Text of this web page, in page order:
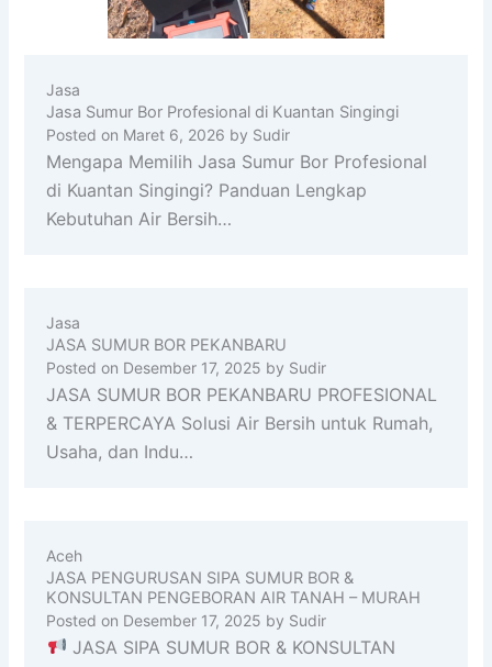
Jasa
Jasa Sumur Bor Profesional di Kuantan Singingi
Posted on Maret 6, 2026 by Sudir
Mengapa Memilih Jasa Sumur Bor Profesional
di Kuantan Singingi? Panduan Lengkap
Kebutuhan Air Bersih…
Jasa
JASA SUMUR BOR PEKANBARU
Posted on Desember 17, 2025 by Sudir
JASA SUMUR BOR PEKANBARU PROFESIONAL
& TERPERCAYA Solusi Air Bersih untuk Rumah,
Usaha, dan Indu…
Aceh
JASA PENGURUSAN SIPA SUMUR BOR &
KONSULTAN PENGEBORAN AIR TANAH – MURAH
Posted on Desember 17, 2025 by Sudir
JASA SIPA SUMUR BOR & KONSULTAN